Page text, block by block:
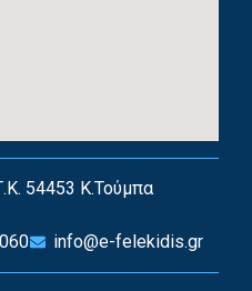
54453 Κ.Τούμπα
info@e-felekidis.gr